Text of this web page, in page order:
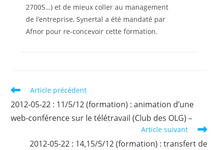
27005…) et de mieux coller au management
de l’entreprise, Synertal a été mandaté par
Afnor pour re-concevoir cette formation.
Read
articles
Article précédent
2012-05-22 : 11/5/12 (formation) : animation d’une
web-conférence sur le télétravail (Club des OLG) –
Article suivant
2012-05-22 : 14,15/5/12 (formation) : transfert de